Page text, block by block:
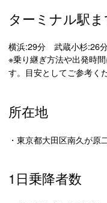
ターミナル駅
横浜:29分 武蔵小杉
※乗り継ぎ方法や出発時
す。目安としてご参考く
所在地
・東京都大田区南久が原
1日乗降者数